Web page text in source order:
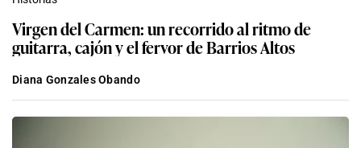
Virgen del Carmen: un recorrido al ritmo de
guitarra, cajón y el fervor de Barrios Altos
Diana Gonzales Obando